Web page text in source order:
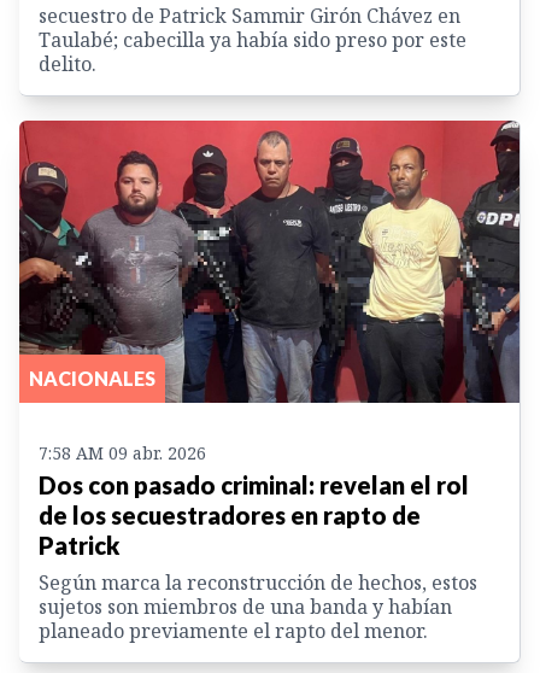
secuestro de Patrick Sammir Girón Chávez en
Taulabé; cabecilla ya había sido preso por este
delito.
NACIONALES
7:58 AM 09 abr. 2026
Dos con pasado criminal: revelan el rol
de los secuestradores en rapto de
Patrick
Según marca la reconstrucción de hechos, estos
sujetos son miembros de una banda y habían
planeado previamente el rapto del menor.